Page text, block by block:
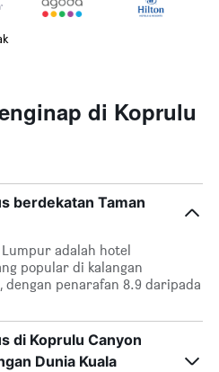
di Koprulu
berdekatan Taman
adalah hotel
popular di kalangan
dengan penarafan 8.9 daripada
di Koprulu Canyon
Dunia Kuala